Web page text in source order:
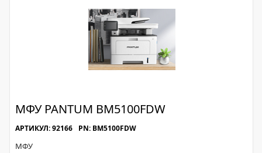
МФУ PANTUM BM5100FDW
АРТИКУЛ: 92166 PN: BM5100FDW
МФУ